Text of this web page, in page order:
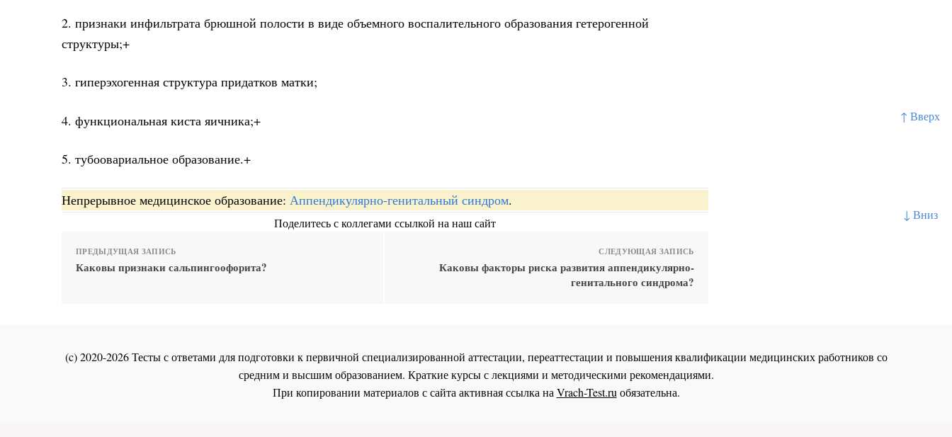
↑ Вверх
↓ Вниз
2. признаки инфильтрата брюшной полости в виде объемного воспалительного образования гетерогенной
структуры;+
3. гиперэхогенная структура придатков матки;
4. функциональная киста яичника;+
5. тубоовариальное образование.+
Непрерывное медицинское образование: Аппендикулярно-генитальный синдром.
Поделитесь с коллегами ссылкой на наш сайт
ПРЕДЫДУЩАЯ ЗАПИСЬ
Каковы признаки сальпингоофорита?
СЛЕДУЮЩАЯ ЗАПИСЬ
Каковы факторы риска развития аппендикулярно-
генитального синдрома?
(c) 2020-2026 Тесты с ответами для подготовки к первичной специализированной аттестации, переаттестации и повышения квалификации медицинских работников со
средним и высшим образованием. Краткие курсы с лекциями и методическими рекомендациями.
При копировании материалов с сайта активная ссылка на Vrach-Test.ru обязательна.